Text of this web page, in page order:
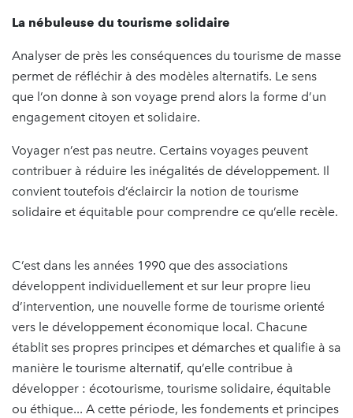
La nébuleuse du tourisme solidaire
Analyser de près les conséquences du tourisme de masse
permet de réfléchir à des modèles alternatifs. Le sens
que l’on donne à son voyage prend alors la forme d’un
engagement citoyen et solidaire.
Voyager n’est pas neutre. Certains voyages peuvent
contribuer à réduire les inégalités de développement. Il
convient toutefois d’éclaircir la notion de tourisme
solidaire et équitable pour comprendre ce qu’elle recèle.
C’est dans les années 1990 que des associations
développent individuellement et sur leur propre lieu
d’intervention, une nouvelle forme de tourisme orienté
vers le développement économique local. Chacune
établit ses propres principes et démarches et qualifie à sa
manière le tourisme alternatif, qu’elle contribue à
développer : écotourisme, tourisme solidaire, équitable
ou éthique... A cette période, les fondements et principes